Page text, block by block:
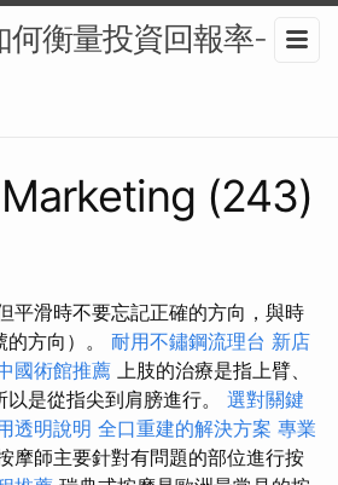
何衡量投資回報率-
(243)
平滑時不要忘記正確的方向，與時
方向）。 耐用不鏽鋼流理台 新店
國術館推薦 上肢的治療是指上臂、
是從指尖到肩膀進行。 選對關鍵
透明說明 全口重建的解決方案 專業
摩師主要針對有問題的部位進行按